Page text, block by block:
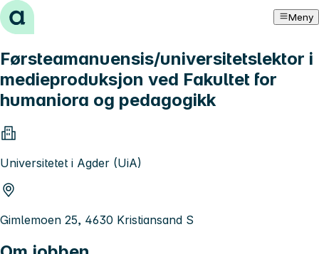
Hopp til innhold Meny
Førsteamanuensis/universitetslektor i
medieproduksjon ved Fakultet for
humaniora og pedagogikk
Universitetet i Agder (UiA)
Gimlemoen 25, 4630 Kristiansand S